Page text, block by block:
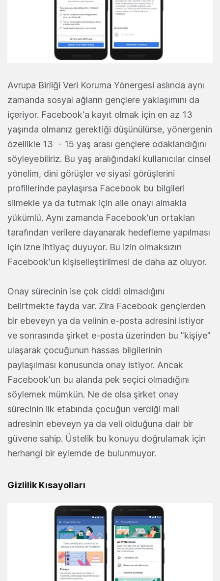
Avrupa Birliği Veri Koruma Yönergesi aslında aynı
zamanda sosyal ağların gençlere yaklaşımını da
içeriyor. Facebook'a kayıt olmak için en az 13
yaşında olmanız gerektiği düşünülürse, yönergenin
özellikle 13 - 15 yaş arası gençlere odaklandığını
söyleyebiliriz. Bu yaş aralığındaki kullanıcılar cinsel
yönelim, dini görüşler ve siyasi görüşlerini
profillerinde paylaşırsa Facebook bu bilgileri
silmekle ya da tutmak için aile onayı almakla
yükümlü. Aynı zamanda Facebook'un ortakları
tarafından verilere dayanarak hedefleme yapılması
için izne ihtiyaç duyuyor. Bu izin olmaksızın
Facebook'un kişiselleştirilmesi de daha az oluyor.
Onay sürecinin ise çok ciddi olmadığını
belirtmekte fayda var. Zira Facebook gençlerden
bir ebeveyn ya da velinin e-posta adresini istiyor
ve sonrasında şirket e-posta üzerinden bu "kişiye"
ulaşarak çocuğunun hassas bilgilerinin
paylaşılması konusunda onay istiyor. Ancak
Facebook'un bu alanda pek seçici olmadığını
söylemek mümkün. Ne de olsa şirket onay
sürecinin ilk etabında çocuğun verdiği mail
adresinin ebeveyn ya da veli olduğuna dair bir
güvene sahip. Üstelik bu konuyu doğrulamak için
herhangi bir eylemde de bulunmuyor.
Gizlilik Kısayolları